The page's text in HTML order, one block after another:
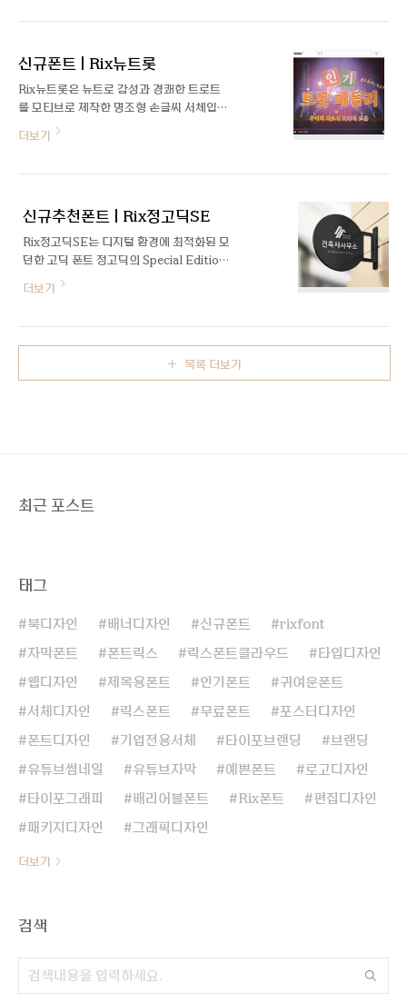
중이신 것 같습니다! 안녕하세요. 신서체에
이네요. ▶조소희 디자이너 제작 폰트 'Rix열
정도' ..
츠를 강조하고 싶은 나머지 모든 텍스트에 여
러 효과를 때려 박는 넣는다는 것입니다. 하
지만 이런 난잡한 텍스트 효과는 시각적 잡음
다. 그럼 어떻게 해야 할까요? 타이포그래피
중요성의 순서대로 정리하여 사용자들이 원
게 도와주는 시스템을 타이포그래피 체계라
고 합니다...
신규폰트 | Rix뉴트롯
Rix뉴트롯은 뉴트로 감성과 경쾌한 트로트
를 모티브로 제작한 명조형 손글씨 서체입니
다. 획대비와 강약 조절, 적절한 기울기로 리
듬감을 주며 두 가지 굵기로 활용도를 높였습
더보기
신규추천폰트 | Rix정고딕SE
Rix정고딕SE는 디지털 환경에 최적화된 모
던한 고딕 폰트 정고딕의 Special Edition
입니다. 기존의 장체 모듈을 현대적으로 보완
하고, 라틴 확장과 세분화된 5종의 웨이트로
더보기
목록 더보기
최근 포스트
태그
북디자인 배너디자인 신규폰트 rixfont
자막폰트 폰트릭스 릭스폰트클라우드 타입디자인
웹디자인 제목용폰트 인기폰트 귀여운폰트
서체디자인 릭스폰트 무료폰트 포스터디자인
폰트디자인 기업전용서체 타이포브랜딩 브랜딩
유튜브썸네일 유튜브자막 예쁜폰트 로고디자인
타이포그래피 배리어블폰트 Rix폰트 편집디자인
패키지디자인 그래픽디자인
더보기
검색